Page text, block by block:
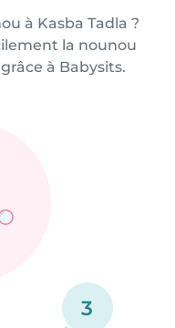
à Kasba Tadla ?
la nounou
à Babysits.
3